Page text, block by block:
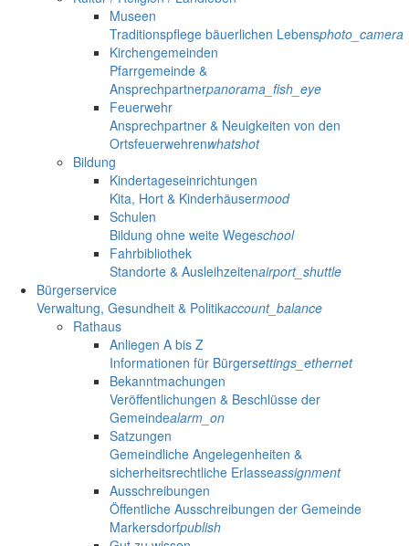
Museen
Traditionspflege bäuerlichen Lebensphoto_camera
Kirchengemeinden
Pfarrgemeinde &
Ansprechpartnerpanorama_fish_eye
Feuerwehr
Ansprechpartner & Neuigkeiten von den
Ortsfeuerwehrenwhatshot
Bildung
Kindertageseinrichtungen
Kita, Hort & Kinderhäusermood
Schulen
Bildung ohne weite Wegeschool
Fahrbibliothek
Standorte & Ausleihzeitenairport_shuttle
Bürgerservice
Verwaltung, Gesundheit & Politikaccount_balance
Rathaus
Anliegen A bis Z
Informationen für Bürgersettings_ethernet
Bekanntmachungen
Veröffentlichungen & Beschlüsse der
Gemeindealarm_on
Satzungen
Gemeindliche Angelegenheiten &
sicherheitsrechtliche Erlasseassignment
Ausschreibungen
Öffentliche Ausschreibungen der Gemeinde
Markersdorfpublish